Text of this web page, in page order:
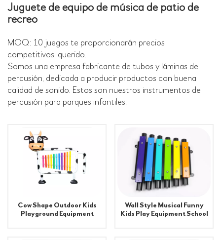
Juguete de equipo de música de patio de
recreo
MOQ: 10 juegos te proporcionarán precios
competitivos, querido.
Somos una empresa fabricante de tubos y láminas de
percusión, dedicada a producir productos con buena
calidad de sonido. Estos son nuestros instrumentos de
percusión para parques infantiles.
Cow Shape Outdoor Kids
Playground Equipment
Wall Style Musical Funny
Kids Play Equipment School